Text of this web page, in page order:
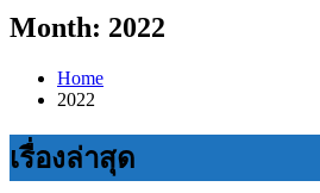
Month: 2022
Home
2022
เรื่องล่าสุด